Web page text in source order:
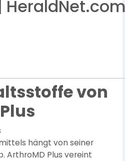
von
hängt von seiner
ArthroMD Plus vereint